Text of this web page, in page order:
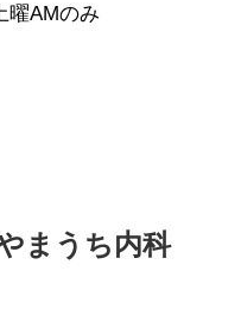
曜AMのみ
まうち内科